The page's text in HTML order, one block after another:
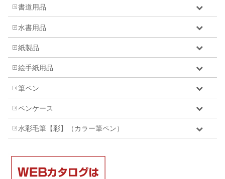
書道用品
水書用品
紙製品
絵手紙用品
筆ペン
ペンケース
水彩毛筆【彩】（カラー筆ペン）